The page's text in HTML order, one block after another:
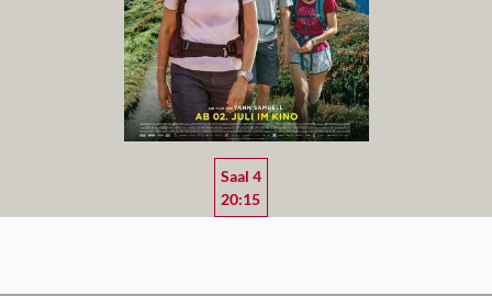
Saal 4
20:15